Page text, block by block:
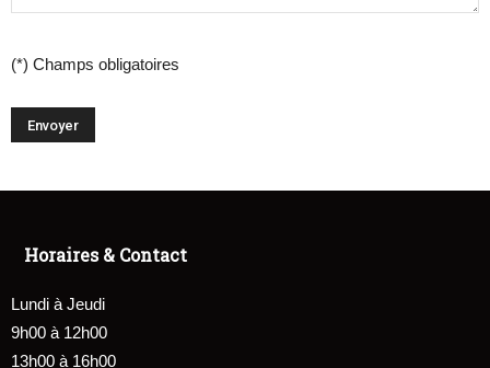
(*) Champs obligatoires
Horaires & Contact
Lundi à Jeudi
9h00 à 12h00
13h00 à 16h00